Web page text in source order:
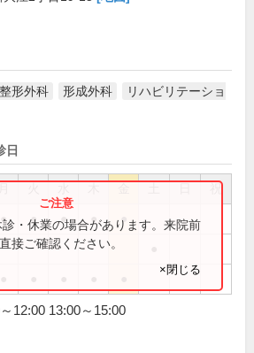
整形外科 形成外科
リハビリテーショ
日
祝
● ● ● ● ●
・休業の場合があります。来院前
接ご確認ください。
×閉じる
12:00 13:00～15:00